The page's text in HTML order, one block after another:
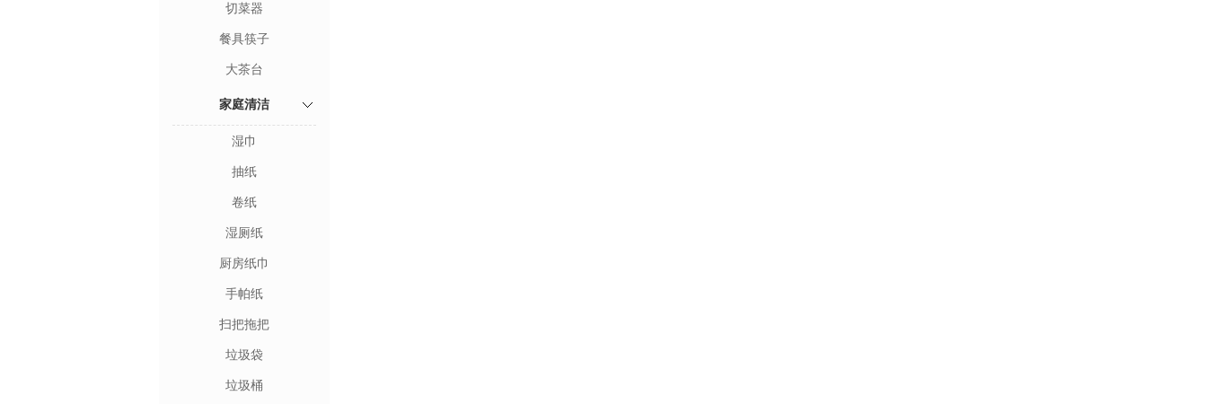
切菜器
餐具筷子
大茶台
家庭清洁
湿巾
抽纸
卷纸
湿厕纸
厨房纸巾
手帕纸
扫把拖把
垃圾袋
垃圾桶